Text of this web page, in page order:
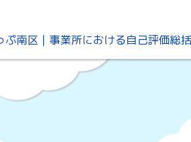
稿ナビゲーション
ぷ南区｜事業所における自己評価総